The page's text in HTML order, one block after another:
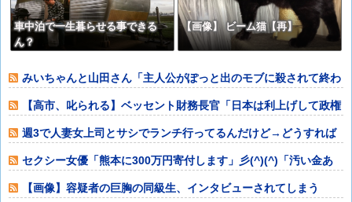
車中泊で一生暮らせる事できる
ん？
【画像】 ビーム猫【再】
みいちゃんと山田さん「主人公がぽっと出のモブに殺されて終わ
ります」←これ
【高市、叱られる】ベッセント財務長官「日本は利上げして政権
は金融・財政政
週3で人妻女上司とサシでランチ行ってるんだけど→どうすれば
セクシー女優「熊本に300万円寄付します」彡(^)(^)「汚い金あ
りがと
【画像】容疑者の巨胸の同級生、インタビューされてしまう